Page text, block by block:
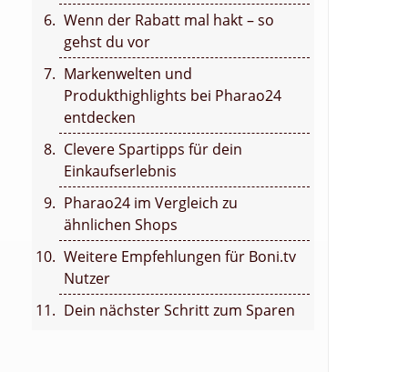
Wenn der Rabatt mal hakt – so
gehst du vor
Markenwelten und
Produkthighlights bei Pharao24
entdecken
Clevere Spartipps für dein
Einkaufserlebnis
Pharao24 im Vergleich zu
ähnlichen Shops
Weitere Empfehlungen für Boni.tv
Nutzer
Dein nächster Schritt zum Sparen